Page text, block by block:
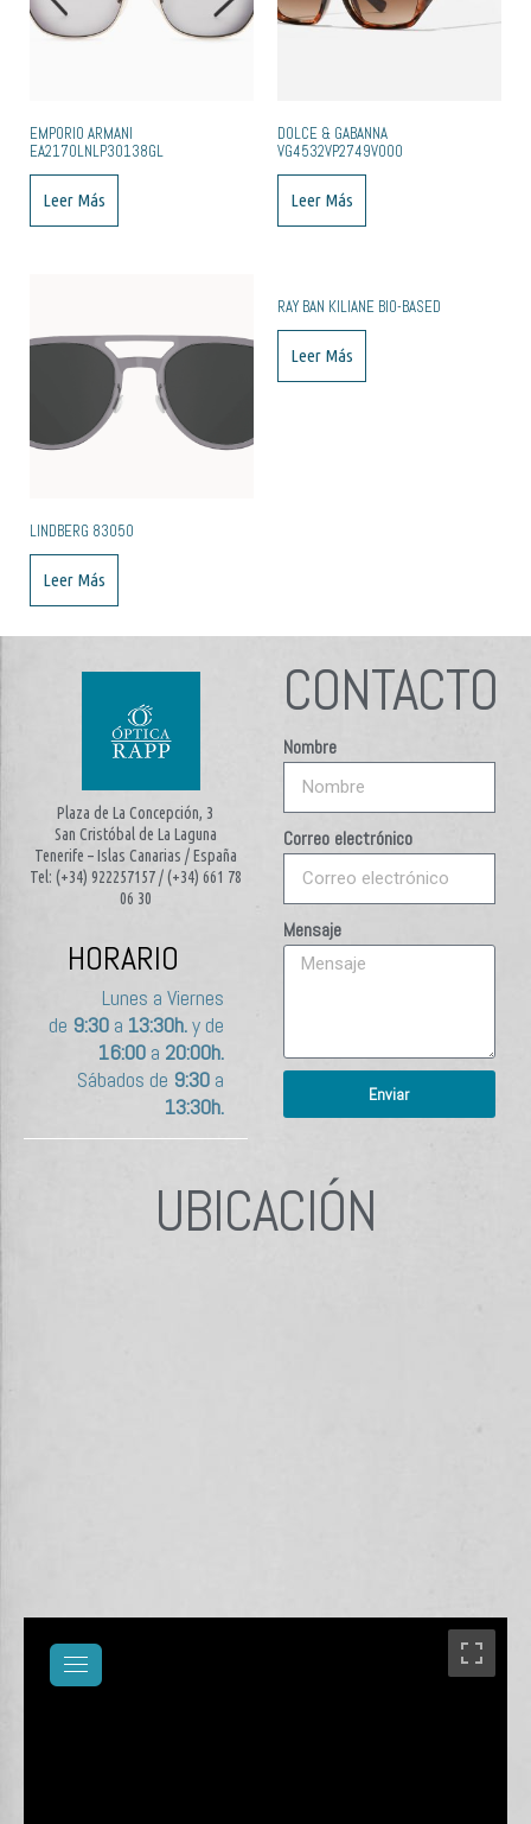
EMPORIO ARMANI
EA2170LNLP30138GL
Leer Más
DOLCE & GABANNA
VG4532VP2749V000
Leer Más
LINDBERG 83050
Leer Más
RAY BAN KILIANE BIO-BASED
Leer Más
Plaza de La Concepción, 3
San Cristóbal de La Laguna
Tenerife – Islas Canarias / España
Tel: (+34) 922257157 / (+34) 661 78
06 30
HORARIO
Lunes a Viernes
de 9:30a 13:30h.y de
16:00a 20:00h.
Sábados de 9:30a
13:30h.
CONTACTO
Nombre
Correo electrónico
Mensaje
Enviar
UBICACIÓN